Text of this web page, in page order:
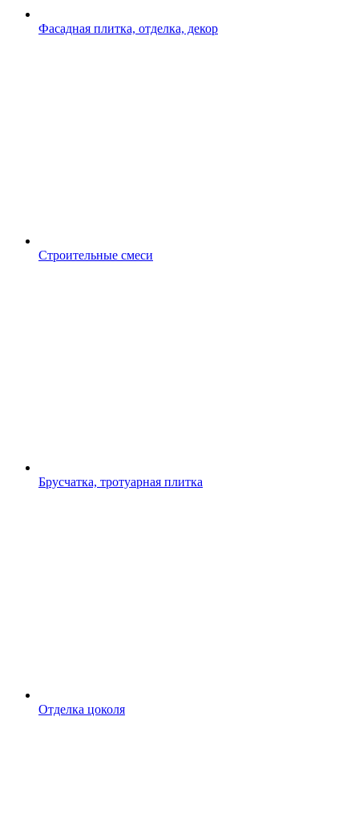
Фасадная плитка, отделка, декор
Строительные смеси
Брусчатка, тротуарная плитка
Отделка цоколя